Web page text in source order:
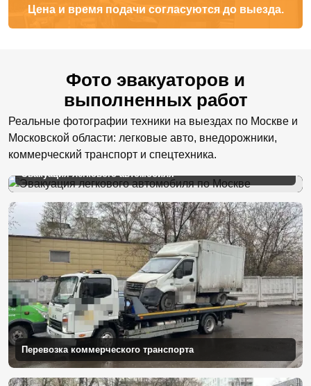
Цена и время подачи согласуются до выезда.
Фото эвакуаторов и
выполненных работ
Реальные фотографии техники на выездах по Москве и
Московской области: легковые авто, внедорожники,
коммерческий транспорт и спецтехника.
Эвакуация легкового автомобиля
Перевозка коммерческого транспорта